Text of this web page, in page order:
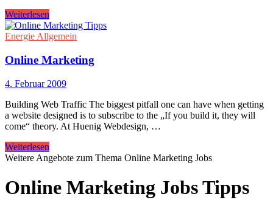
Weiterlesen
Energie Allgemein
Online Marketing
4. Februar 2009
Building Web Traffic The biggest pitfall one can have when getting
a website designed is to subscribe to the „If you build it, they will
come“ theory. At Huenig Webdesign, …
Weiterlesen
Weitere Angebote zum Thema Online Marketing Jobs
Online Marketing Jobs Tipps